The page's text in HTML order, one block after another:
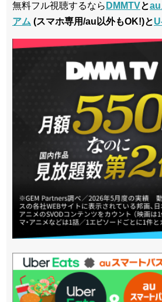
無料フル視聴するなら DMMTVとau
アム (スマホ専用/au以外もOK!)と